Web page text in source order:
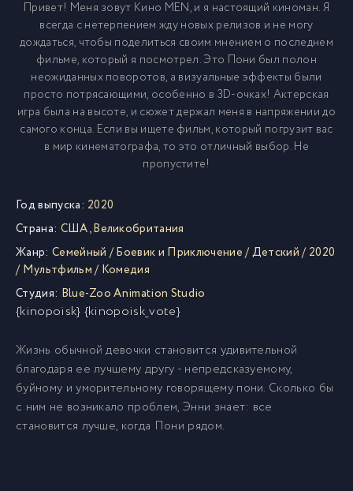
Привет! Меня зовут Кино MEN, и я настоящий киноман. Я
всегда с нетерпением жду новых релизов и не могу
дождаться, чтобы поделиться своим мнением о последнем
фильме, который я посмотрел. Это Пони был полон
неожиданных поворотов, а визуальные эффекты были
просто потрясающими, особенно в 3D-очках! Актерская
игра была на высоте, и сюжет держал меня в напряжении до
самого конца. Если вы ищете фильм, который погрузит вас
в мир кинематографа, то это отличный выбор. Не
пропустите!
Год выпуска: 2020
Страна: США,Великобритания
Жанр: Семейный /Боевик и Приключение/Детский/ 2020
/ Мультфильм/ Комедия
Студия: Blue-Zoo Animation Studio
{kinopoisk} {kinopoisk_vote}
Жизнь обычной девочки становится удивительной
благодаря ее лучшему другу - непредсказуемому,
буйному и уморительному говорящему пони. Сколько бы
с ним не возникало проблем, Энни знает: все
становится лучше, когда Пони рядом.